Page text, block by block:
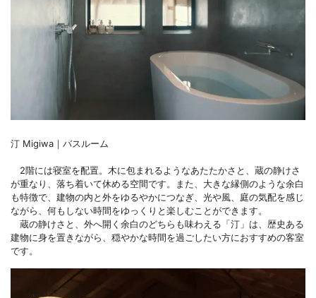
汀 Migiwa｜バスルーム
2階には寝室を配置。木に包まれるようなあたたかさと、蔵の静けさ
が重なり、落ち着いて休める空間です。また、大きな縁側のような余白
も特徴で、建物の内と外をゆるやかにつなぎ、光や風、庭の気配を感じ
ながら、何もしない時間をゆっくりと楽しむことができます。
蔵の静けさと、外へ開く余白のどちらも味わえる「汀」は、歴史ある
建物に身を置きながら、穏やかな時間を過ごしたい方におすすめの客室
です。